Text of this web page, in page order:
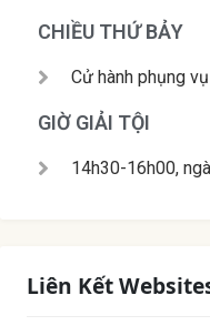
CHIỀU THỨ BẢY
Cử hành phụng
GIỜ GIẢI TỘI
14h30-16h00,
Liên Kết